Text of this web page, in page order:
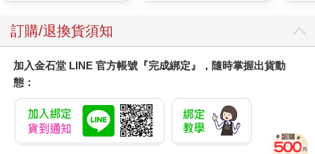
訂購/退換貨須知
加入金石堂 LINE 官方帳號『完成綁定』，隨時掌握出貨動
態：